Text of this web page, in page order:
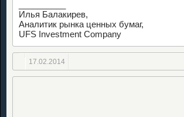
Илья Балакирев,
Аналитик рынка ценных бумаг,
UFS Investment Company
17.02.2014